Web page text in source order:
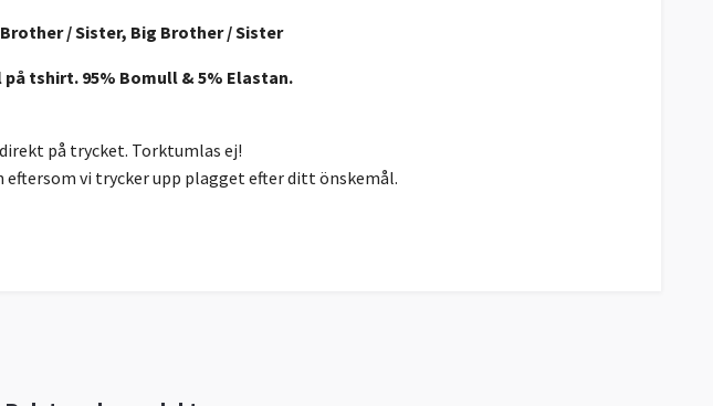
/ Sister, Big Brother / Sister
på tshirt. 95% Bomull & 5% Elastan.
på trycket. Torktumlas ej!
eftersom vi trycker upp plagget efter ditt önskemål.